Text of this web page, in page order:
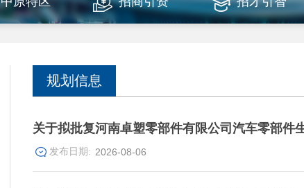
规划信息
关于拟批复河南卓塑零部件有限公司汽车零部件
2026-08-06